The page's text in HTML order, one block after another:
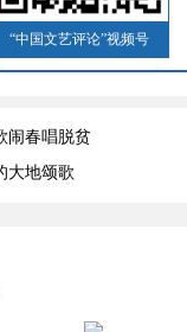
“中国文艺评论”视频号
闹春唱脱贫
大地颂歌